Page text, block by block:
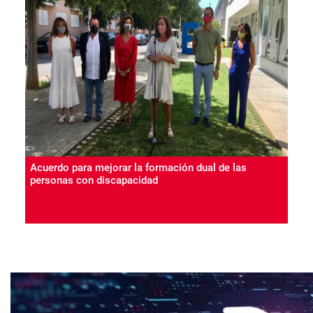
Acuerdo para mejorar la formación dual de las
personas con discapacidad